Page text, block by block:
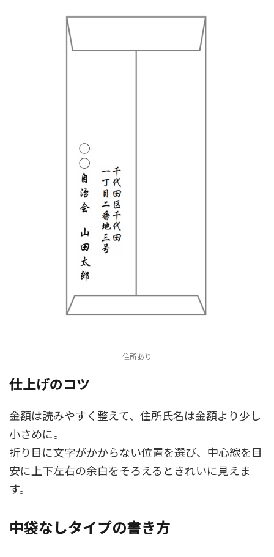
住所あり
仕上げのコツ
金額は読みやすく整えて、住所氏名は金額より少し
小さめに。
折り目に文字がかからない位置を選び、中心線を目
安に上下左右の余白をそろえるときれいに見えま
す。
中袋なしタイプの書き方